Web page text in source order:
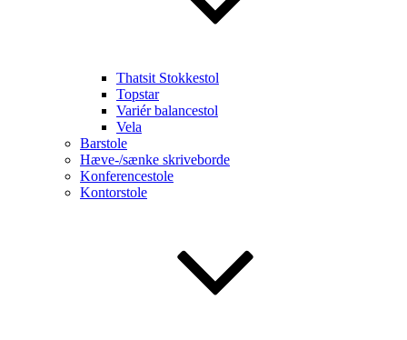
Thatsit Stokkestol
Topstar
Variér balancestol
Vela
Barstole
Hæve-/sænke skriveborde
Konferencestole
Kontorstole